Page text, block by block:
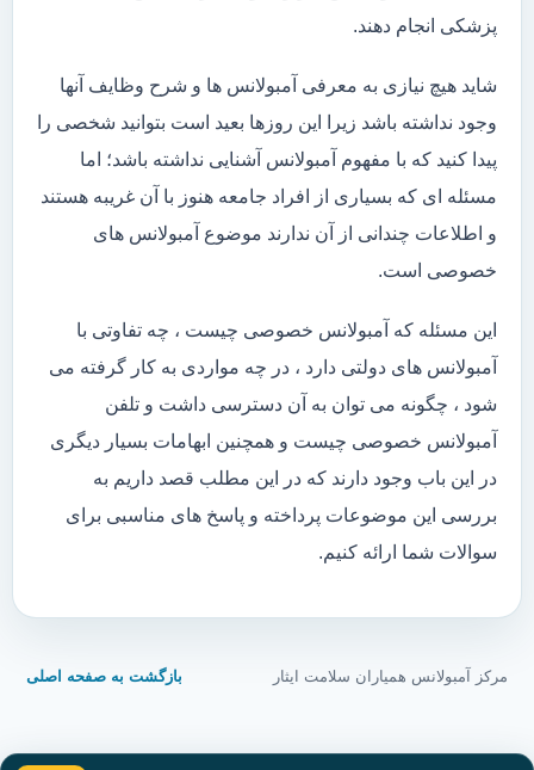
پزشکی انجام دهند.
شاید هیچ نیازی به معرفی آمبولانس ها و شرح وظایف آنها
وجود نداشته باشد زیرا این روزها بعید است بتوانید شخصی را
پیدا کنید که با مفهوم آمبولانس آشنایی نداشته باشد؛ اما
مسئله ای که بسیاری از افراد جامعه هنوز با آن غریبه هستند
و اطلاعات چندانی از آن ندارند موضوع آمبولانس های
خصوصی است.
این مسئله که آمبولانس خصوصی چیست ، چه تفاوتی با
آمبولانس های دولتی دارد ، در چه مواردی به کار گرفته می
شود ، چگونه می توان به آن دسترسی داشت و تلفن
آمبولانس خصوصی چیست و همچنین ابهامات بسیار دیگری
در این باب وجود دارند که در این مطلب قصد داریم به
بررسی این موضوعات پرداخته و پاسخ های مناسبی برای
سوالات شما ارائه کنیم.
مرکز آمبولانس همیاران سلامت ایثار بازگشت به صفحه اصلی